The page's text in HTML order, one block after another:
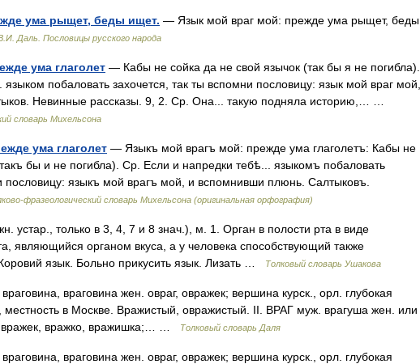
ума рыщет, беды ищет. — Язык мой враг мой: прежде ума рыщет, беды
Даль. Пословицы русского народа
ума глаголет — Кабы не сойка да не свой язычок (так бы я не погибла).
побаловать захочется, так ты вспомни пословицу: язык мой враг мой,
Невинные рассказы. 9, 2. Ср. Она... такую подняла историю,… …
словарь Михельсона
ума глаголет — Языкъ мой врагъ мой: прежде ума глаголетъ: Кабы не
бы и не погибла). Ср. Если и напредки тебѣ... языкомъ побаловать
пословицу: языкъ мой врагъ мой, и вспомнивши плюнь. Салтыковъ.
фразеологический словарь Михельсона (оригинальная орфография)
устар., только в 3, 4, 7 и 8 знач.), м. 1. Орган в полости рта в виде
являющийся органом вкуса, а у человека способствующий также
язык. Больно прикусить язык. Лизать …
Толковый словарь Ушакова
враговина жен. овраг, овражек; вершина курск., орл. глубокая
местность в Москве. Вражистый, овражистый. II. ВРАГ муж. врагуша жен. или
вражек, вражко, вражишка;… …
Толковый словарь Даля
враговина жен. овраг, овражек; вершина курск., орл. глубокая